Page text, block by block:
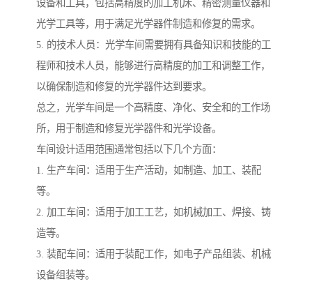
设备和工具，包括高精度的加工机床、精密测量仪器和
光学工具等，用于满足光学器件制造和修复的需求。
5. 的技术人员：光学车间需要拥有具备知识和技能的工
程师和技术人员，能够进行高精度的加工和调整工作，
以确保制造和修复的光学器件达到要求。
总之，光学车间是一个高精度、净化、安全和的工作场
所，用于制造和修复光学器件和光学设备。
车间设计适用范围通常包括以下几个方面：
1. 生产车间：适用于生产活动，如制造、加工、装配
等。
2. 加工车间：适用于加工工艺，如机械加工、焊接、铸
造等。
3. 装配车间：适用于装配工作，如电子产品组装、机械
设备组装等。